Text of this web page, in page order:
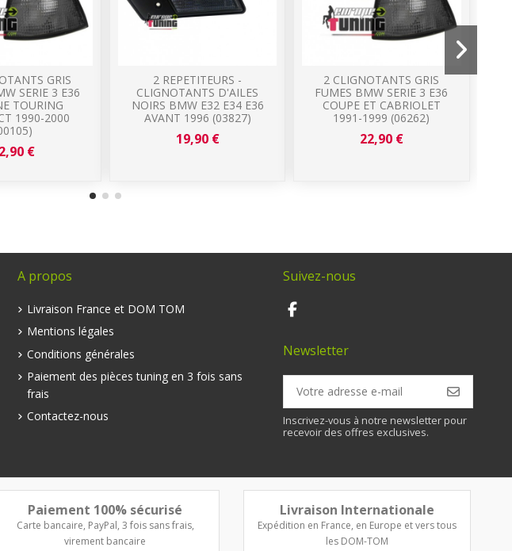
GRIS
SERIE 3 E36
TOURING
1990-2000
€
2 REPETITEURS -
CLIGNOTANTS D'AILES
NOIRS BMW E32 E34 E36
AVANT 1996 (03827)
19,90 €
2 CLIGNOTANTS GRIS
FUMES BMW SERIE 3 E36
COUPE ET CABRIOLET
1991-1999 (06262)
22,90 €
A propos
Livraison France et DOM TOM
Mentions légales
Conditions générales
Paiement des pièces tuning en 3 fois sans
frais
Contactez-nous
Suivez-nous
Newsletter
Inscrivez-vous à notre newsletter pour
recevoir des offres exclusives.
Paiement 100% sécurisé
Carte bancaire, PayPal, 3 fois sans frais,
virement bancaire
Livraison Internationale
Expédition en France, en Europe et vers tous
les DOM-TOM